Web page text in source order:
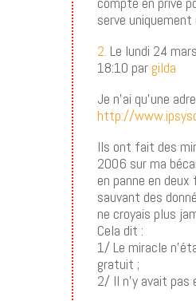
serve
2. Le lundi 24
18:10 par gilda
Je n’ai qu’une
http://
Ils ont fait des
2006 sur ma
en panne en deux
sauvant des
ne croyais plus
Cela dit :
1/ Le miracle
gratuit ;
2/ Il n’y avait pas